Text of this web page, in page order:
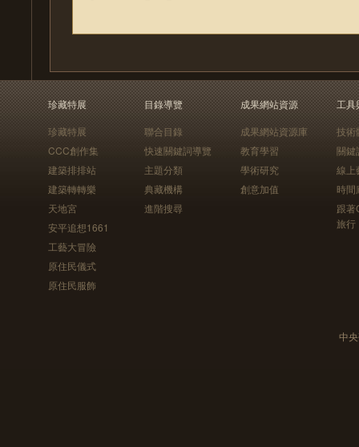
珍藏特展
珍藏特展
CCC創作集
建築排排站
建築轉轉樂
天地宮
安平追想1661
工藝大冒險
原住民儀式
原住民服飾
目錄導覽
聯合目錄
快速關鍵詞導覽
主題分類
典藏機構
進階搜尋
成果網站資源
成果網站資源庫
教育學習
學術研究
創意加值
工具
技術
關鍵
線上
時間
跟
旅行
中